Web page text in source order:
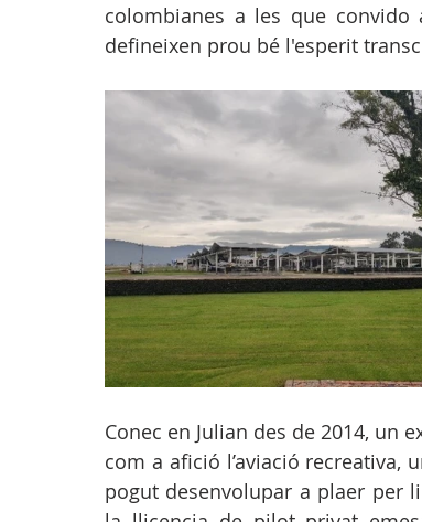
colombianes a les que
defineixen prou bé l'esperit
Conec en Julian des de 2014, un
com a afició l’aviació recreativa,
pogut desenvolupar a plaer per